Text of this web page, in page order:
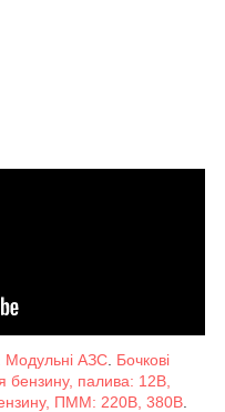
Модульні АЗС Бочкові
бензину, палива: 12В,
ПММ: 220В, 380В